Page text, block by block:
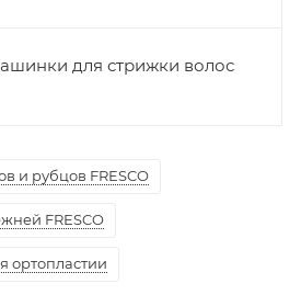
для стрижки волос
и рубцов FRESCO
FRESCO
ортопластии